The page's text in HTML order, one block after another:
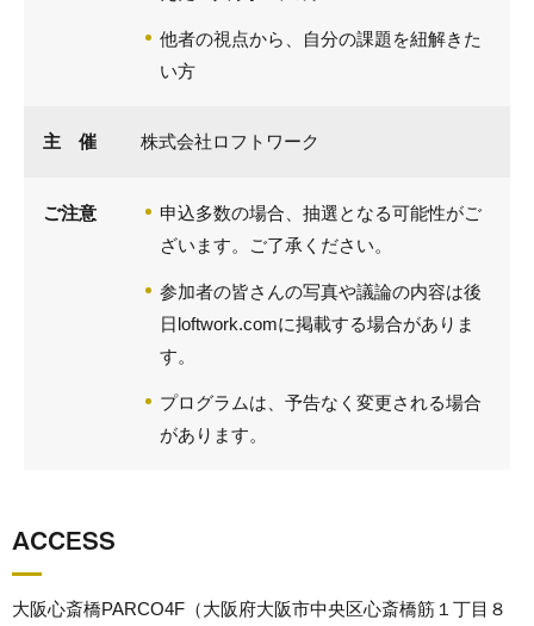
他者の視点から、自分の課題を紐解きた
い方
主 催 株式会社ロフトワーク
ご注意
申込多数の場合、抽選となる可能性がご
ざいます。ご了承ください。
参加者の皆さんの写真や議論の内容は後
日loftwork.comに掲載する場合がありま
す。
プログラムは、予告なく変更される場合
があります。
ACCESS
大阪心斎橋PARCO4F（大阪府大阪市中央区心斎橋筋１丁目８